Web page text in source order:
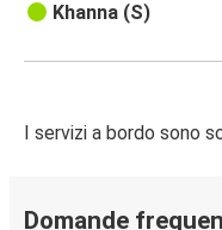
Khanna (S)
I servizi a bordo sono
Domande